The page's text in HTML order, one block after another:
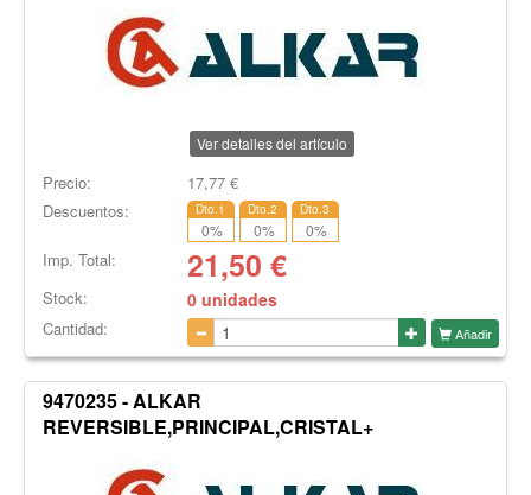
Ver detalles del artículo
Precio: 17,77€
Descuentos:
Dto.1
0%
Dto.2
0%
Dto.3
0%
Imp. Total: 21,50 €
Stock: 0 unidades
Cantidad: Añadir
9470235 - ALKAR
REVERSIBLE,PRINCIPAL,CRISTAL+